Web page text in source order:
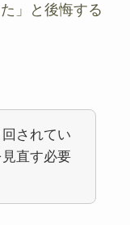
」と後悔する
されてい
直す必要